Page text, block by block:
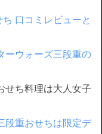
口コミレビューと
ーウォーズ三段重の
せち料理は大人女子
段重おせちは限定デ